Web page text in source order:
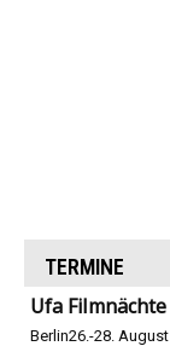
TERMINE
Ufa Filmnächte
Berlin26.-28. August